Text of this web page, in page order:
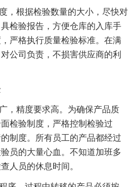
，根据检验数量的大小，尽快对
检验报告，方便仓库的入库手
严格执行质量检验标准。在满
公司负责，不损害供应商的利
，精度要求高。为确保产品质
检验制度，严格控制检验过
制度。所有员工的产品都经过
员的大量心血。不知道加班多
人员的休息时间。